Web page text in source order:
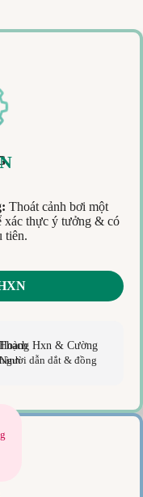
Thoát cảnh bơi một
xác thực ý tưởng & có
tiên.
Hoàng Hxn & Cường Thạch
Người dẫn dắt & đồng hành